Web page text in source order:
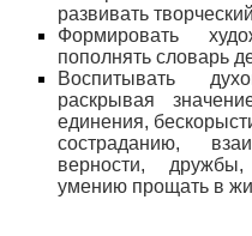
развивать
Формировать
пополнять словарь
Воспитывать
раскрывая
единения,
состраданию,
верности, дружбы,
умению прощать в